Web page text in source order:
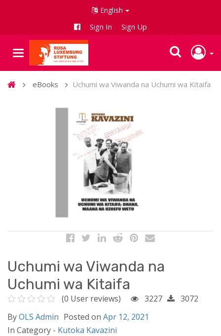
English
Sign In Sign Up
eBooks Uchumi wa Viwanda na Uchumi wa Kitaifa
Uchumi wa Viwanda na
Uchumi wa Kitaifa
(0 User reviews) 3227
3072
ByOLS Admin Posted on Apr 12, 2021
In Category - Kutoka Kavazini